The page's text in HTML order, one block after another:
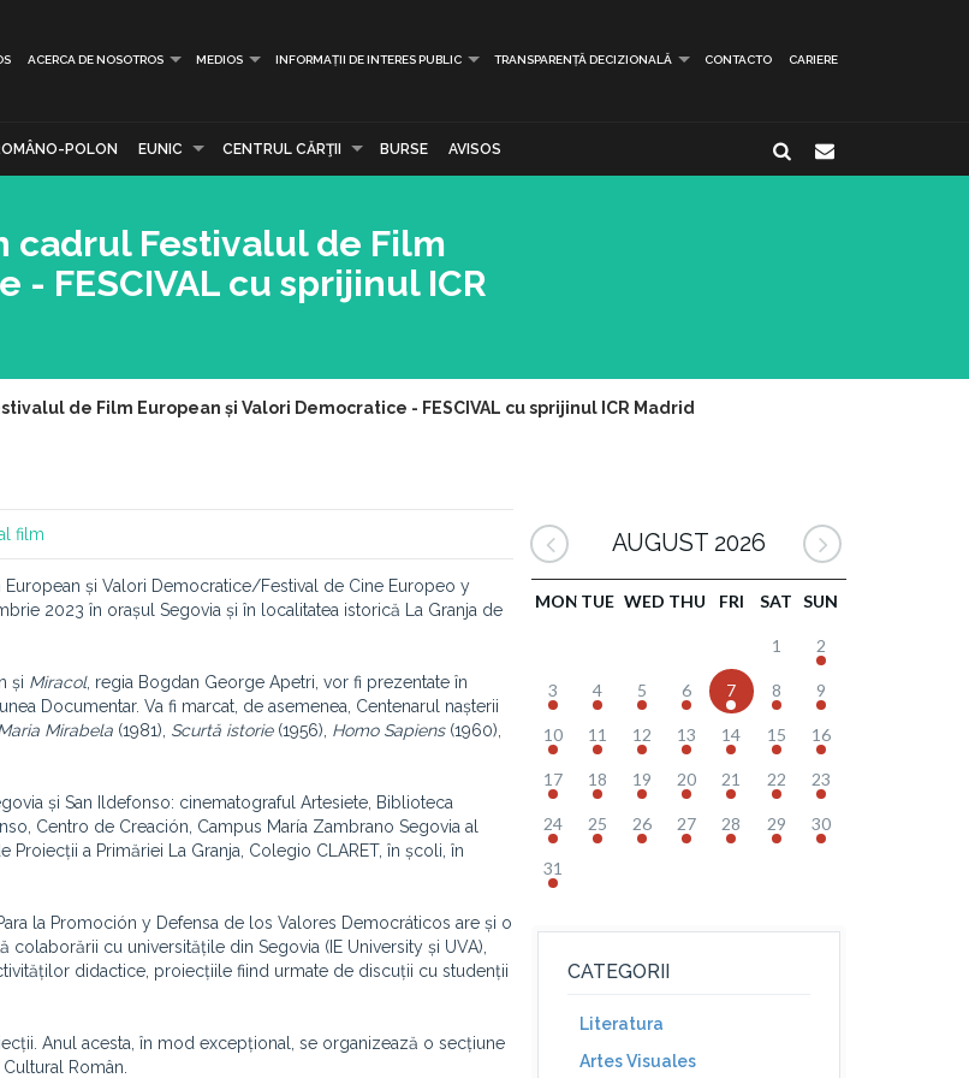
ACERCA DE NOSOTROS MEDIOS INFORMAȚII DE INTERES PUBLIC TRANSPARENȚĂ DECIZIONALĂ CONTACTO CARIERE
POLON EUNIC CENTRUL CĂRŢII BURSE AVISOS
cadrul Festivalul de Film
FESCIVAL cu sprijinul ICR
de Film European și Valori Democratice - FESCIVAL cu sprijinul ICR Madrid
film
și Valori Democratice/Festival de Cine Europeo y
2023 în orașul Segovia și în localitatea istorică La Granja de
și Miracol, regia Bogdan George Apetri, vor fi prezentate în
Documentar. Va fi marcat, de asemenea, Centenarul nașterii
Mirabela (1981), Scurtă istorie(1956), Homo Sapiens(1960),
și San Ildefonso: cinematograful Artesiete, Biblioteca
Centro de Creación, Campus María Zambrano Segovia al
a Primăriei La Granja, Colegio CLARET, în școli, în
la Promoción y Defensa de los Valores Democráticos are și o
cu universitățile din Segovia (IE University și UVA),
didactice, proiecțiile fiind urmate de discuții cu studenții
Anul acesta, în mod excepțional, se organizează o secțiune
Român.
AUGUST 2026
MON TUE WED THU FRI SAT SUN
1 2
3 4 5 6 7 8 9
10 11 12 13 14 15 16
17 18 19 20 21 22 23
24 25 26 27 28 29 30
31
CATEGORII
Literatura
Artes Visuales